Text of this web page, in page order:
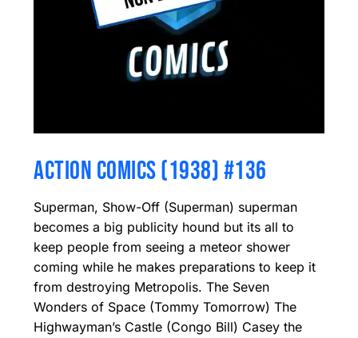
ACTION COMICS (1938) #136
Superman, Show-Off (Superman) superman
becomes a big publicity hound but its all to
keep people from seeing a meteor shower
coming while he makes preparations to keep it
from destroying Metropolis. The Seven
Wonders of Space (Tommy Tomorrow) The
Highwayman’s Castle (Congo Bill) Casey the